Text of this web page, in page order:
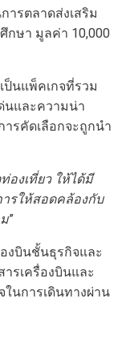
ารตลาดส่งเสริม
กษา มูลค่า 10,000
ป็นแพ็คเกจที่รวม
นและความน่า
รคัดเลือกจะถูกนำ
องเที่ยว ให้ได้มี
รให้สอดคล้องกับ
”
องบินชั้นธุรกิจและ
รเครื่องบินและ
นการเดินทางผ่าน